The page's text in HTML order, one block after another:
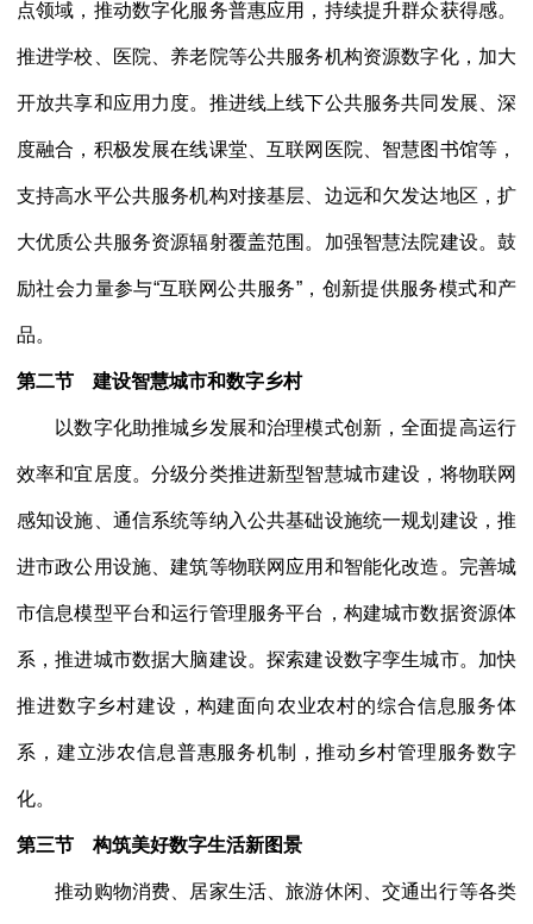
点领域，推动数字化服务普惠应用，持续提升群众获得感。
推进学校、医院、养老院等公共服务机构资源数字化，加大
开放共享和应用力度。推进线上线下公共服务共同发展、深
度融合，积极发展在线课堂、互联网医院、智慧图书馆等，
支持高水平公共服务机构对接基层、边远和欠发达地区，扩
大优质公共服务资源辐射覆盖范围。加强智慧法院建设。鼓
励社会力量参与“互联网公共服务”，创新提供服务模式和产
品。
第二节 建设智慧城市和数字乡村
以数字化助推城乡发展和治理模式创新，全面提高运行
效率和宜居度。分级分类推进新型智慧城市建设，将物联网
感知设施、通信系统等纳入公共基础设施统一规划建设，推
进市政公用设施、建筑等物联网应用和智能化改造。完善城
市信息模型平台和运行管理服务平台，构建城市数据资源体
系，推进城市数据大脑建设。探索建设数字孪生城市。加快
推进数字乡村建设，构建面向农业农村的综合信息服务体
系，建立涉农信息普惠服务机制，推动乡村管理服务数字
化。
第三节 构筑美好数字生活新图景
推动购物消费、居家生活、旅游休闲、交通出行等各类